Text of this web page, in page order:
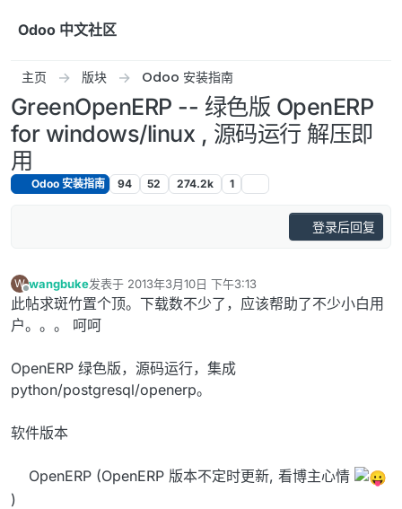
Odoo 中文社区
主页 版块 Odoo 安装指南
GreenOpenERP -- 绿色版 OpenERP
for windows/linux , 源码运行 解压即
用
Odoo 安装指南 94 52 274.2k 1
登录后回复
W
离线
wangbuke发表于 2013年3月10日 下午3:13
最后由 编辑
此帖求斑竹置个顶。下载数不少了，应该帮助了不少小白用
户。。。 呵呵
OpenERP 绿色版，源码运行，集成
python/postgresql/openerp。
软件版本
OpenERP (OpenERP 版本不定时更新, 看博主心情
)